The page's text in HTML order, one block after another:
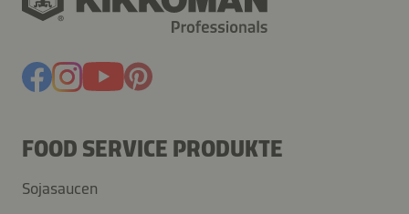
FOOD SERVICE PRODUKTE
Sojasaucen